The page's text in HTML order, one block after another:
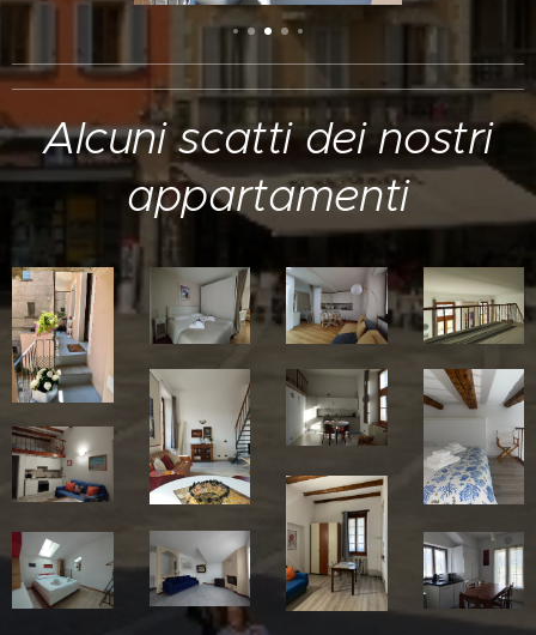
Alcuni scatti dei nostri
appartamenti